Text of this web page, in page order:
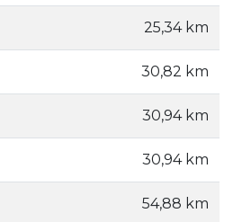
25,34 km
30,82 km
30,94 km
30,94 km
54,88 km